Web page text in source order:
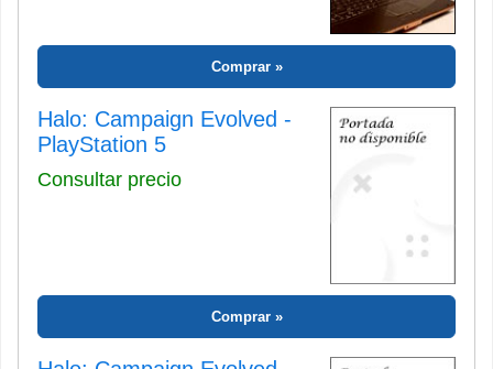
Comprar
Halo: Campaign Evolved -
PlayStation 5
Consultar precio
Comprar